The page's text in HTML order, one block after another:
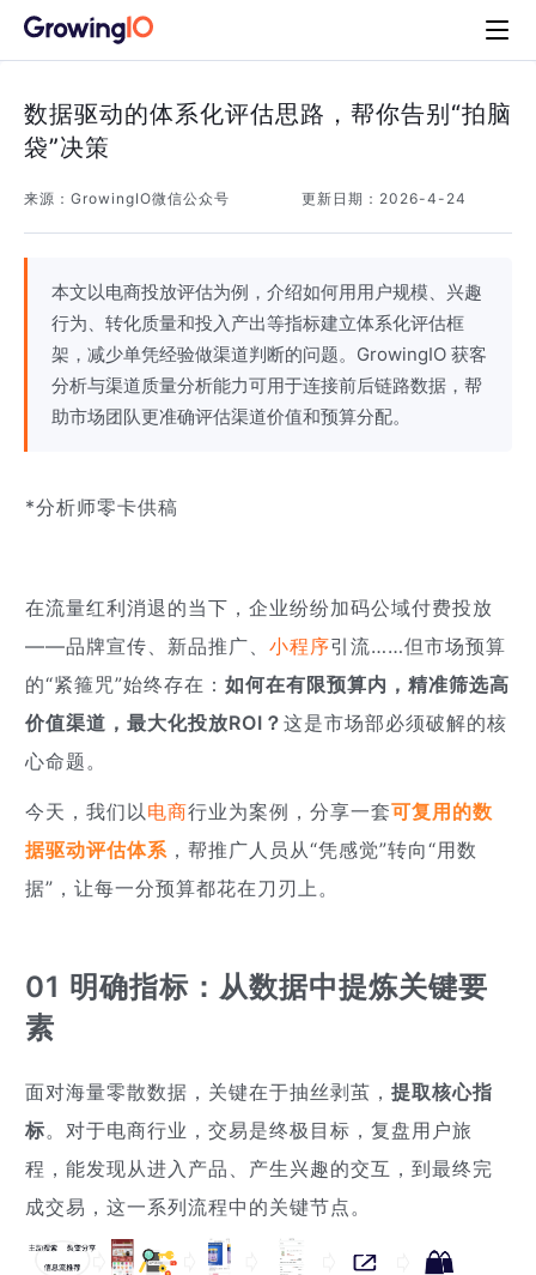
数据驱动的体系化评估思路，帮你告别“拍脑
袋”决策
来源： GrowingIO微信公众号 更新日期： 2026-4-24
本文以电商投放评估为例，介绍如何用用户规模、兴趣
行为、转化质量和投入产出等指标建立体系化评估框
架，减少单凭经验做渠道判断的问题。GrowingIO 获客
分析与渠道质量分析能力可用于连接前后链路数据，帮
助市场团队更准确评估渠道价值和预算分配。
*分析师零卡供稿
在流量红利消退的当下，企业纷纷加码公域付费投放
——品牌宣传、新品推广、 小程序引流……但市场预算
的“紧箍咒”始终存在： 如何在有限预算内，精准筛选高
价值渠道，最大化投放ROI？ 这是市场部必须破解的核
心命题。
今天，我们以电商行业为案例，分享一套可复用的数
据驱动评估体系 ，帮推广人员从“凭感觉”转向“用数
据”，让每一分预算都花在刀刃上。
01 明确指标：从数据中提炼关键要
素
面对海量零散数据，关键在于抽丝剥茧， 提取核心指
标。对于电商行业，交易是终极目标，复盘用户旅
程，能发现从进入产品、产生兴趣的交互，到最终完
成交易，这一系列流程中的关键节点。